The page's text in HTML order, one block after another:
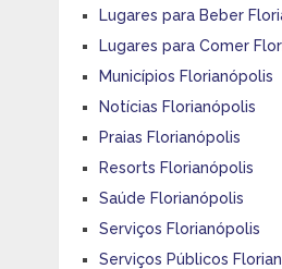
Lugares para Beber
Lugares para Comer
Municípios Florianópolis
Notícias Florianópolis
Praias Florianópolis
Resorts Florianópolis
Saúde Florianópolis
Serviços Florianópolis
Serviços Públicos